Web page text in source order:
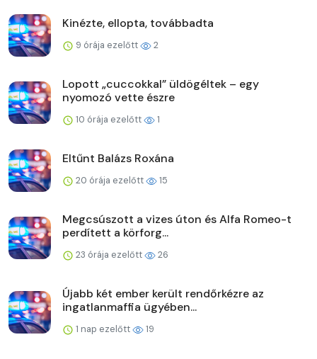
Kinézte, ellopta, továbbadta
9 órája ezelőtt 2
Lopott „cuccokkal” üldögéltek – egy
nyomozó vette észre
10 órája ezelőtt 1
Eltűnt Balázs Roxána
20 órája ezelőtt 15
Megcsúszott a vizes úton és Alfa Romeo-t
perdített a körforg...
23 órája ezelőtt 26
Újabb két ember került rendőrkézre az
ingatlanmaffia ügyében...
1 nap ezelőtt 19